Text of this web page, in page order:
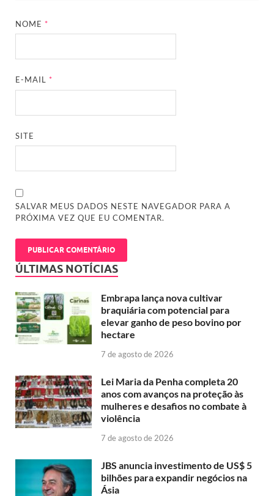
NOME*
E-MAIL*
SITE
SALVAR MEUS DADOS NESTE NAVEGADOR PARA A
PRÓXIMA VEZ QUE EU COMENTAR.
ÚLTIMAS NOTÍCIAS
Embrapa lança nova cultivar
braquiária com potencial para
elevar ganho de peso bovino por
hectare
7 de agosto de 2026
Lei Maria da Penha completa 20
anos com avanços na proteção às
mulheres e desafios no combate à
violência
7 de agosto de 2026
JBS anuncia investimento de US$ 5
bilhões para expandir negócios na
Ásia